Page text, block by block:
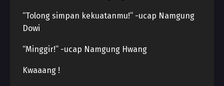
“Tolong simpan kekuatanmu!” -ucap Namgung
Dowi
“Minggir!” -ucap Namgung Hwang
Kwaaang !